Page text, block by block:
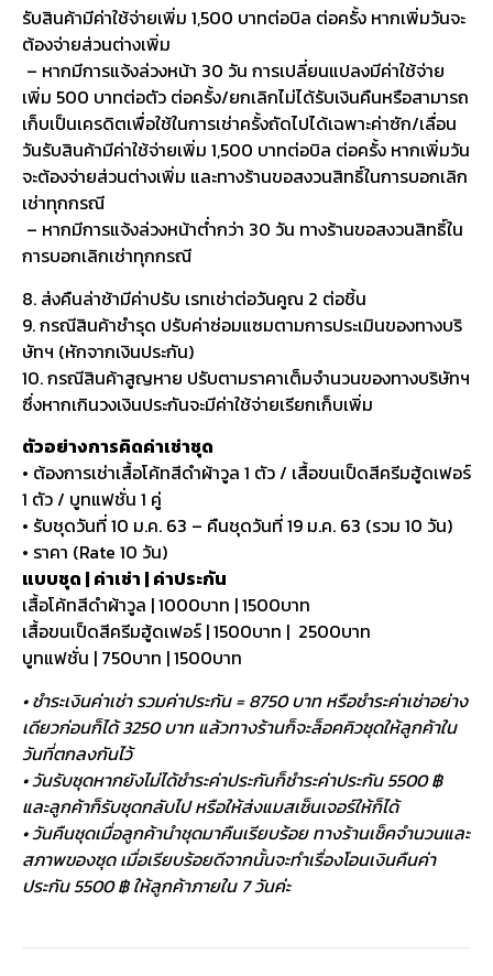
รับสินค้ามีค่าใช้จ่ายเพิ่ม 1,500 บาทต่อบิล ต่อครั้ง หากเพิ่มวันจะ
ต้องจ่ายส่วนต่างเพิ่ม
– หากมีการแจ้งล่วงหน้า 30 วัน การเปลี่ยนแปลงมีค่าใช้จ่าย
เพิ่ม 500 บาทต่อตัว ต่อครั้ง/ยกเลิกไม่ได้รับเงินคืนหรือสามารถ
เก็บเป็นเครดิตเพื่อใช้ในการเช่าครั้งถัดไปได้เฉพาะค่าซัก/เลื่อน
วันรับสินค้ามีค่าใช้จ่ายเพิ่ม 1,500 บาทต่อบิล ต่อครั้ง หากเพิ่มวัน
จะต้องจ่ายส่วนต่างเพิ่ม และทางร้านขอสงวนสิทธิ์ในการบอกเลิก
เช่าทุกกรณี
– หากมีการแจ้งล่วงหน้าต่ำกว่า 30 วัน ทางร้านขอสงวนสิทธิ์ใน
การบอกเลิกเช่าทุกกรณี
8. ส่งคืนล่าช้ามีค่าปรับ เรทเช่าต่อวันคูณ 2 ต่อชิ้น
9. กรณีสินค้าชำรุด ปรับค่าซ่อมแซมตามการประเมินของทางบริ
ษัทฯ (หักจากเงินประกัน)
10. กรณีสินค้าสูญหาย ปรับตามราคาเต็มจำนวนของทางบริษัทฯ
ซึ่งหากเกินวงเงินประกันจะมีค่าใช้จ่ายเรียกเก็บเพิ่ม
ตัวอย่างการคิดค่าเช่าชุด
• ต้องการเช่าเสื้อโค้ทสีดำผ้าวูล 1 ตัว / เสื้อขนเป็ดสีครีมฮู้ดเฟอร์
1 ตัว / บูทแฟชั่น 1 คู่
• รับชุดวันที่ 10 ม.ค. 63 – คืนชุดวันที่ 19 ม.ค. 63 (รวม 10 วัน)
• ราคา (Rate 10 วัน)
แบบชุด | ค่าเช่า | ค่าประกัน
เสื้อโค้ทสีดำผ้าวูล | 1000บาท | 1500บาท
เสื้อขนเป็ดสีครีมฮู้ดเฟอร์ | 1500บาท | 2500บาท
บูทแฟชั่น | 750บาท | 1500บาท
• ชำระเงินค่าเช่า รวมค่าประกัน = 8750 บาท หรือชำระค่าเช่าอย่าง
เดียวก่อนก็ได้ 3250 บาท แล้วทางร้านก็จะล็อคคิวชุดให้ลูกค้าใน
วันที่ตกลงกันไว้
• วันรับชุดหากยังไม่ได้ชำระค่าประกันก็ชำระค่าประกัน 5500 ฿
และลูกค้าก็รับชุดกลับไป หรือให้ส่งแมสเซ็นเจอร์ให้ก็ได้
• วันคืนชุดเมื่อลูกค้านำชุดมาคืนเรียบร้อย ทางร้านเช็คจำนวนและ
สภาพของชุด เมื่อเรียบร้อยดีจากนั้นจะทำเรื่องโอนเงินคืนค่า
ประกัน 5500 ฿ ให้ลูกค้าภายใน 7 วันค่ะ